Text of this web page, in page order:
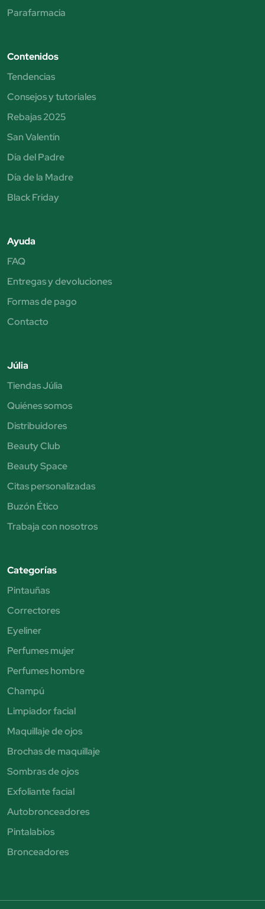
Parafarmacia
Contenidos
Tendencias
Consejos y tutoriales
Rebajas 2025
San Valentín
Día del Padre
Día de la Madre
Black Friday
Ayuda
FAQ
Entregas y devoluciones
Formas de pago
Contacto
Júlia
Tiendas Júlia
Quiénes somos
Distribuidores
Beauty Club
Beauty Space
Citas personalizadas
Buzón Ético
Trabaja con nosotros
Categorías
Pintauñas
Correctores
Eyeliner
Perfumes mujer
Perfumes hombre
Champú
Limpiador facial
Maquillaje de ojos
Brochas de maquillaje
Sombras de ojos
Exfoliante facial
Autobronceadores
Pintalabios
Bronceadores